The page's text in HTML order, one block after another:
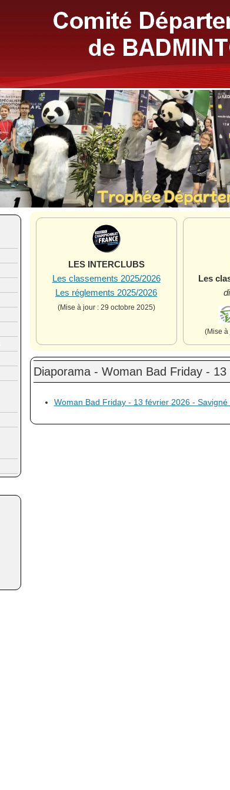
LES INTERCLUBS
Les classements 2025/2026
Les réglements 2025/2026
(Mise à jour : 29 octobre 2025)
Les
(Mise à
Diaporama - Woman Bad Friday -
Woman Bad Friday - 13 février 2026 - Savigné